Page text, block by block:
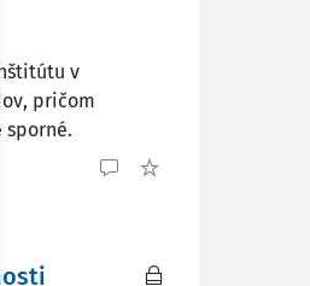
v
pričom
sporné.